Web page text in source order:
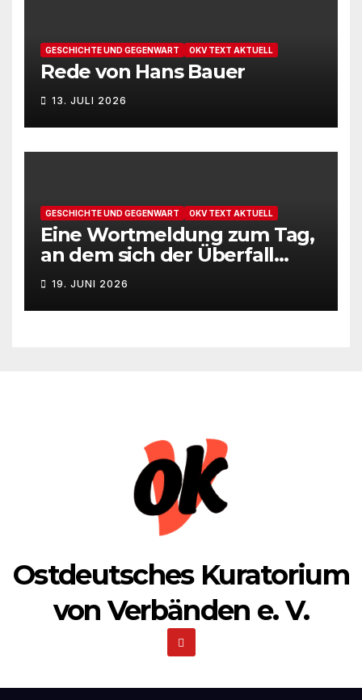
GESCHICHTE UND GEGENWART OKV TEXT AKTUELL
Rede von Hans Bauer
13. JULI 2026
GESCHICHTE UND GEGENWART OKV TEXT AKTUELL
Eine Wortmeldung zum Tag,
an dem sich der Überfall
Deutschlands auf die UdSSR
1941 zum 85. Male jährt
19. JUNI 2026
Ostdeutsches Kuratorium
von Verbänden e. V.